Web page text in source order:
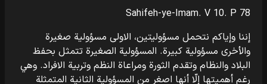
Sahifeh-ye-Imam. V 10. P 78
إننا وإياكم نتحمل مسؤوليتين، الاولى مسؤولية صغيرة
والأخرى مسؤولية كبيرة. المسؤولية الصغيرة تتمثل بحفظ
البلاد والنظام وتقدم الثورة ومراعاة النظم وتربية الافراد. وهي
رغم أهميتها إلّا أنها اصغر من المسؤولية الثانية المتمثلة